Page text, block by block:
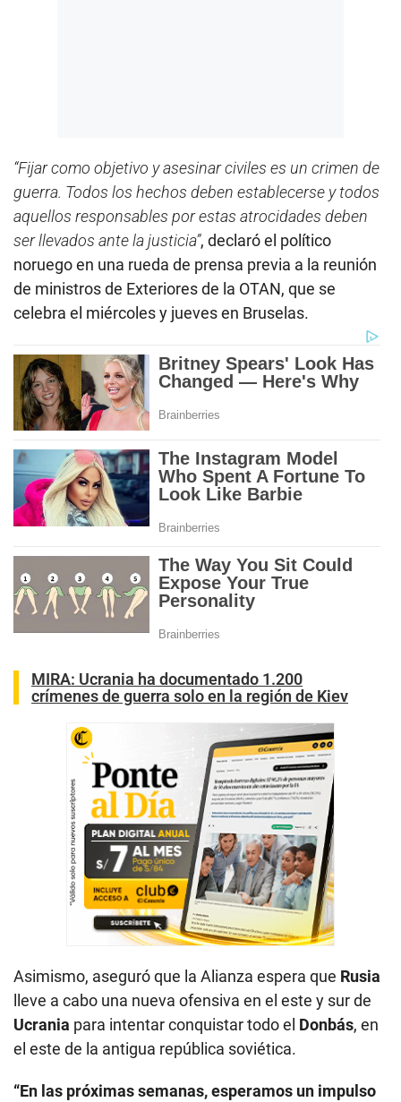
“Fijar como objetivo y asesinar civiles es un crimen de
guerra. Todos los hechos deben establecerse y todos
aquellos responsables por estas atrocidades deben
ser llevados ante la justicia”, declaró el político
noruego en una rueda de prensa previa a la reunión
de ministros de Exteriores de la OTAN, que se
celebra el miércoles y jueves en Bruselas.
MIRA: Ucrania ha documentado 1.200
crímenes de guerra solo en la región de Kiev
Asimismo, aseguró que la Alianza espera que Rusia
lleve a cabo una nueva ofensiva en el este y sur de
Ucrania para intentar conquistar todo el Donbás, en
el este de la antigua república soviética.
“En las próximas semanas, esperamos un impulso